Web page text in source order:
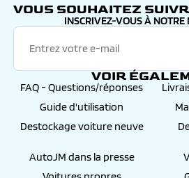
VOUS SOUHAITEZ
INSCRIVEZ-VOUS À NOTRE
VOIR
FAQ - Questions/réponses
Guide d'utilisation
Destockage voiture neuve
AutoJM dans la presse